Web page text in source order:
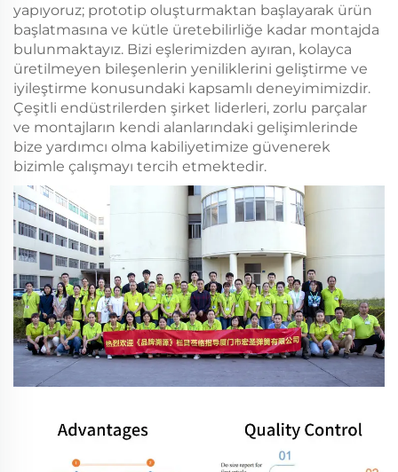
yapıyoruz; prototip oluşturmaktan başlayarak ürün
başlatmasına ve kütle üretebilirliğe kadar montajda
bulunmaktayız. Bizi eşlerimizden ayıran, kolayca
üretilmeyen bileşenlerin yeniliklerini geliştirme ve
iyileştirme konusundaki kapsamlı deneyimimizdir.
Çeşitli endüstrilerden şirket liderleri, zorlu parçalar
ve montajların kendi alanlarındaki gelişimlerinde
bize yardımcı olma kabiliyetimize güvenerek
bizimle çalışmayı tercih etmektedir.